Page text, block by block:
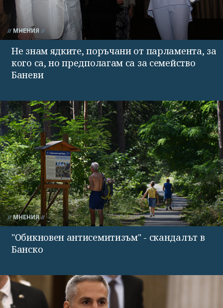
МНЕНИЯ
Не знам ядките, поръчани от парламента, за
кого са, но предполагам са за семейство
Баневи
МНЕНИЯ
"Обикновен антисемитизъм" - скандалът в
Банско